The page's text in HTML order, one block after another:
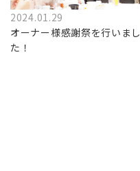
2024.01.29
オーナー様感謝祭を行いまし
た！